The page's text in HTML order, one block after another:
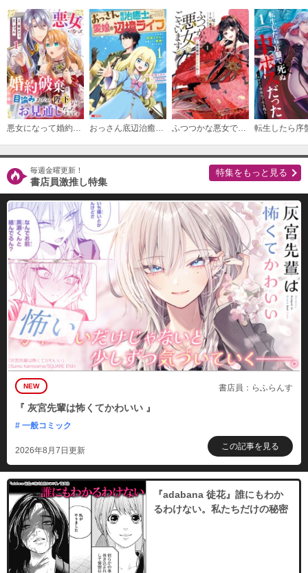
必要ポイント：540
購入する
（１８）
必要ポイント： 540
購入する
（１９）
購入する
（２０）
必要ポイント： 540
購入する
悪女になって婚約破棄を目論みましたが、陛下にはお見通しだったようです おっさん底辺治癒士と愛娘の辺境ライフ～中年男が回復スキルに覚醒して、英雄へ成り上がる～（コミック） ふつつかな悪女ではございますが ～雛宮蝶鼠とりかえ伝～
毎週金曜更新！
書店員激推し特集
特集をもっと見る
NEW 書店員：らふらんす
『 灰宮先輩は怖くてかわいい 』
# 一般コミック
2026年8月7日更新 この記事を見る
『adabana 徒花』誰にもわか
るわけない。私たちだけの秘密